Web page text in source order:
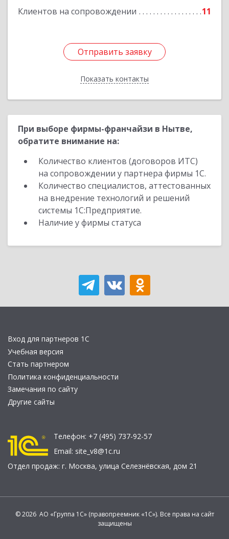
Клиентов на сопровождении 11
Отправить заявку
Показать контакты
Отправить заявку
Назад
При выборе фирмы-франчайзи в Нытве,
обратите внимание на:
Количество клиентов (договоров ИТС)
на сопровождении у партнера фирмы 1С.
Количество специалистов, аттестованных
на внедрение технологий и решений
системы 1С:Предприятие.
Наличие у фирмы статуса
Вход для партнеров 1С
Учебная версия
Стать партнером
Политика конфиденциальности
Замечания по сайту
Другие сайты
Телефон: +7 (495) 737-92-57
Email: site_v8@1c.ru
Отдел продаж: г. Москва, улица Селезнёвская, дом 21
© 2026 АО «Группа 1С» (правопреемник «1С»). Все права на сайт
защищены